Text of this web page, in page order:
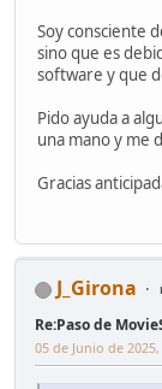
Soy consciente
sino que es
software y que
Pido ayuda a
una mano y me
Gracias
J_Girona
Re:Paso de
05 de Junio de